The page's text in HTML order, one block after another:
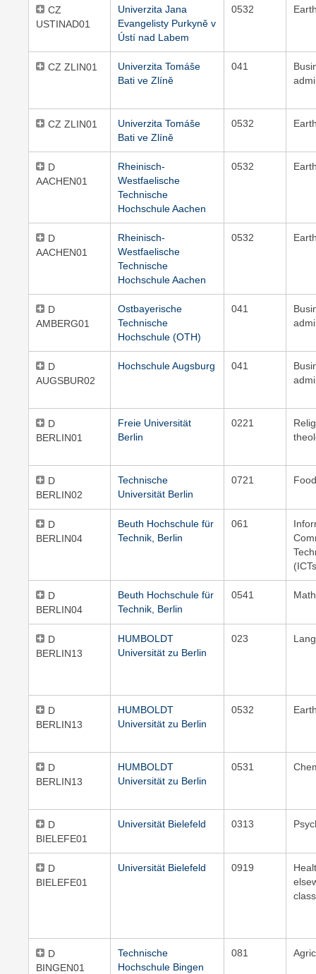
CZ
USTINAD01
Univerzita Jana
Evangelisty Purkyně v
Ústí nad Labem
0532
CZ ZLIN01
Univerzita Tomáše
Bati ve Zlíně
041
CZ ZLIN01
Univerzita Tomáše
Bati ve Zlíně
0532
D
AACHEN01
Rheinisch-
Westfaelische
Technische
Hochschule Aachen
0532
D
AACHEN01
Rheinisch-
Westfaelische
Technische
Hochschule Aachen
0532
D
AMBERG01
Ostbayerische
Technische
Hochschule (OTH)
041
D
AUGSBUR02
Hochschule Augsburg 041
D
BERLIN01
Freie Universität
Berlin
0221
D
BERLIN02
Technische
Universität Berlin
0721
D
BERLIN04
Beuth Hochschule für
Technik, Berlin
061
D
BERLIN04
Beuth Hochschule für
Technik, Berlin
0541
D
BERLIN13
HUMBOLDT
Universität zu Berlin
023
D
BERLIN13
HUMBOLDT
Universität zu Berlin
0532
D
BERLIN13
HUMBOLDT
Universität zu Berlin
0531
D
BIELEFE01
Universität Bielefeld 0313
D
BIELEFE01
Universität Bielefeld 0919
D
BINGEN01
Technische
Hochschule Bingen
081